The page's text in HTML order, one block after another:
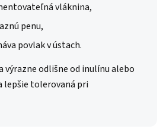
vláknina,
penu,
povlak v ústach.
výrazne odlišne od inulínu alebo
lepšie tolerovaná pri